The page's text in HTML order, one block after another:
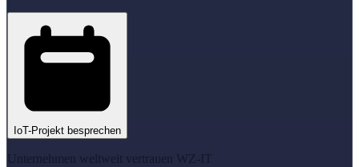
IoT-Projekt besprechen
Unternehmen weltweit vertrauen WZ-IT